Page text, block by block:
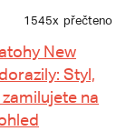
1545x přečteno
New
Styl,
na